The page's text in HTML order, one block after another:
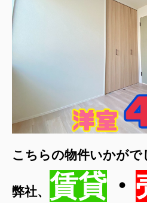
こちらの物件いかがで
弊社、 賃貸 ・